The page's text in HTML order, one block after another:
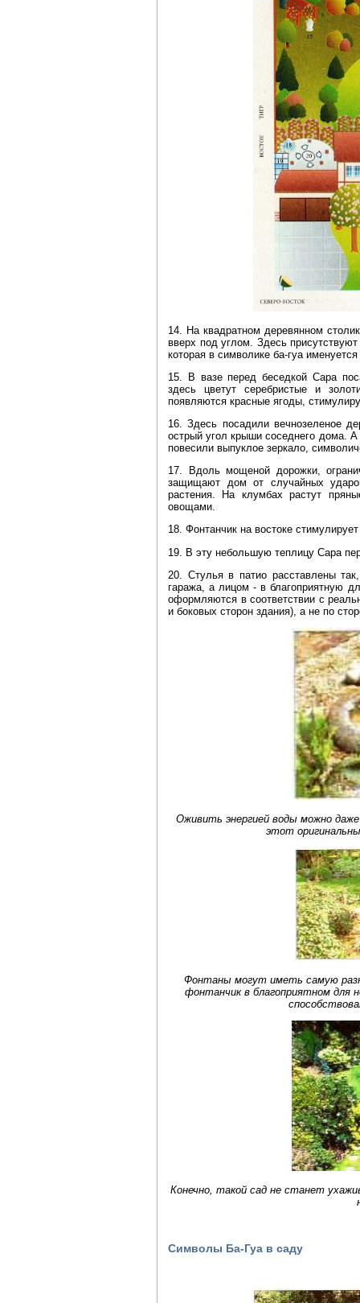
14. На квадратном деревянном
вверх под углом. Здесь
которая в символике ба-гуа
15. В вазе перед беседкой Сара
здесь цветут серебристые и
появляются красные ягоды,
16. Здесь посадили вечнозеленое
острый угол крыши соседнего дома.
повесили выпуклое зеркало,
17. Вдоль мощеной дорожки,
защищают дом от случайных
растения. На клумбах растут
овощами.
18. Фонтанчик на востоке
19. В эту небольшую теплицу Сара
20. Стулья в патио расставлены
гаража, а лицом - в благоприятную
оформляются в соответствии с
и боковых сторон здания), а не по
Оживить энергией воды можно
этот
Фонтаны могут иметь самую
фонтанчик в благоприятном для
Конечно, такой сад не станет
Символы Ба-Гуа в саду